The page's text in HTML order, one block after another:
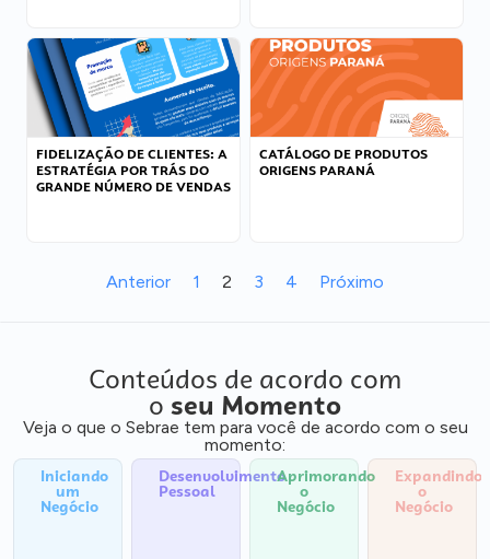
FIDELIZAÇÃO DE CLIENTES: A
ESTRATÉGIA POR TRÁS DO
GRANDE NÚMERO DE VENDAS
CATÁLOGO DE PRODUTOS
ORIGENS PARANÁ
Anterior 1 2 3 4 Próximo
Conteúdos de acordo com
o seu Momento
Veja o que o Sebrae tem para você de acordo com o seu
momento:
Iniciando
um
Negócio
Desenvolvimento
Pessoal
Aprimorando
o
Negócio
Expandindo
o
Negócio